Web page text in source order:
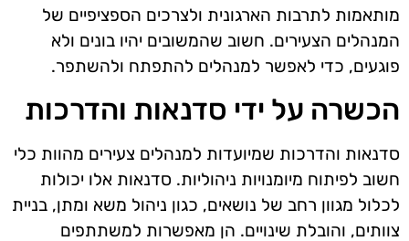
מותאמות לתרבות הארגונית ולצרכים הספציפיים של
המנהלים הצעירים. חשוב שהמשובים יהיו בונים ולא
פוגעים, כדי לאפשר למנהלים להתפתח ולהשתפר.
הכשרה על ידי סדנאות והדרכות
סדנאות והדרכות שמיועדות למנהלים צעירים מהוות כלי
חשוב לפיתוח מיומנויות ניהוליות. סדנאות אלו יכולות
לכלול מגוון רחב של נושאים, כגון ניהול משא ומתן, בניית
צוותים, והובלת שינויים. הן מאפשרות למשתתפים